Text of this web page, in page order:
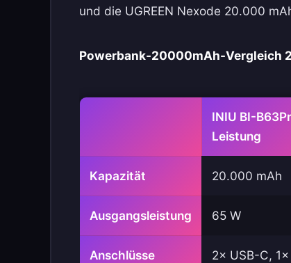
und die UGREEN Nexode 20.000
Powerbank-20000mAh-Vergleich
INIU BI-B63
Leistung
Kapazität 20.000 mAh
Ausgangsleistung 65 W
Anschlüsse 2× USB-C,